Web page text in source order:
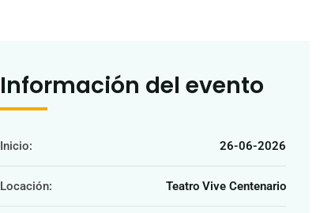
Información del evento
Inicio: 26-06-2026
Locación: Teatro Vive Centenario